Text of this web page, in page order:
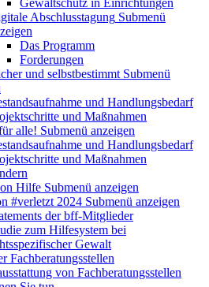
Gewaltschutz in Einrichtungen
Abschlusstagung Submenü
Das Programm
Forderungen
und selbstbestimmt Submenü
und Handlungsbedarf
und Maßnahmen
alle! Submenü anzeigen
und Handlungsbedarf
und Maßnahmen
Hilfe Submenü anzeigen
#verletzt 2024 Submenü anzeigen
der bff-Mitglieder
zum Hilfesystem bei
Gewalt
Fachberatungsstellen
von Fachberatungsstellen